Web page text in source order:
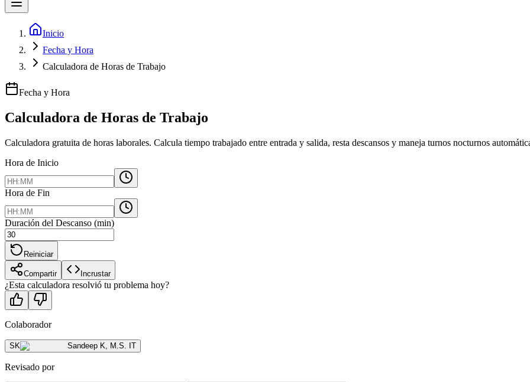
Inicio
Fecha y Hora
Calculadora de Horas de Trabajo
Fecha y Hora
Calculadora de Horas de Trabajo
Calculadora gratuita de horas laborales. Calcula tiempo trabajado entre entrada y salida, resta descansos y maneja turnos nocturnos
Hora de Inicio
Hora de Fin
Duración del Descanso (min)
Reiniciar
Compartir Incrustar
¿Esta calculadora resolvió tu problema hoy?
Colaborador
SK Sandeep K M.S. IT
Revisado por